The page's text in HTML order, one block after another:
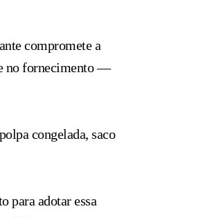
compromete a
no fornecimento —
congelada, saco
para adotar essa